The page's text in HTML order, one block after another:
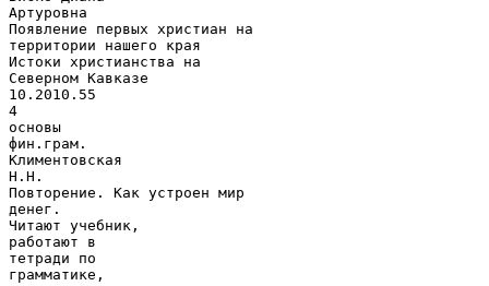
Артуровна
Появление первых христиан на
территории нашего края
Истоки христианства на
Северном Кавказе
10.2010.55
4
основы
фин.грам.
Климентовская
Н.Н.
Повторение. Как устроен мир
денег.
Читают учебник,
работают в
тетради по
грамматике,